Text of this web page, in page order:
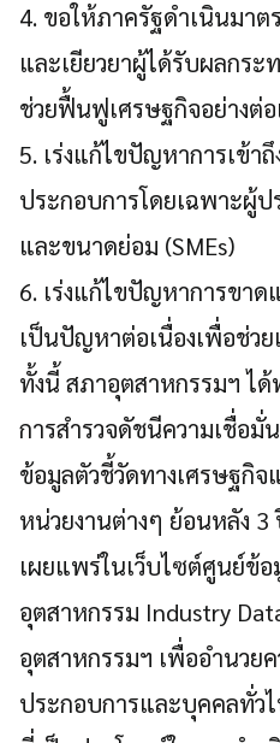
4. ขอให้ภาครัฐดำเนินมาต
และเยียวยาผู้ได้รับผลกระ
ช่วยฟื้นฟูเศรษฐกิจอย่างต่อ
5. เร่งแก้ไขปัญหาการเข้า
ประกอบการโดยเฉพาะผู้
และขนาดย่อม (SMEs)
6. เร่งแก้ไขปัญหาการขา
เป็นปัญหาต่อเนื่องเพื่อช่วย
ทั้งนี้ สภาอุตสาหกรรมฯ ไ
การสำรวจดัชนีความเชื่อ
ข้อมูลตัวชี้วัดทางเศรษฐกิ
หน่วยงานต่างๆ ย้อนหลัง 3
เผยแพร่ในเว็บไซต์ศูนย์ข้
อุตสาหกรรม Industry
อุตสาหกรรมฯ เพื่ออำนวย
ประกอบการและบุคคลทั่ว